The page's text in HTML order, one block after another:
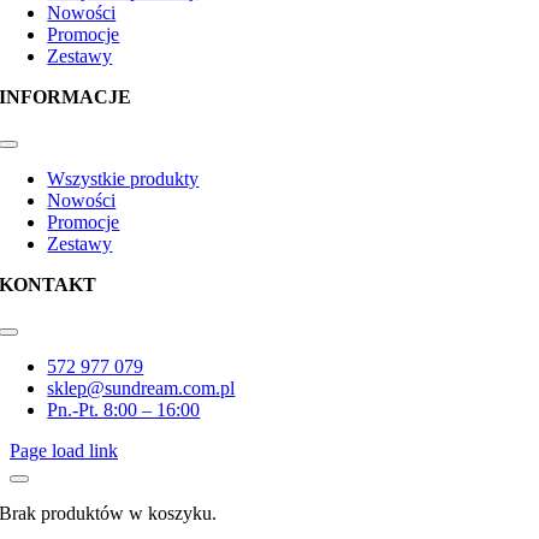
Nowości
Promocje
Zestawy
INFORMACJE
Toggle
NavigationWszystkie produkty
Nowości
Promocje
Zestawy
KONTAKT
Toggle
Navigation572 977 079
sklep@sundream.com.pl
Pn.-Pt. 8:00 – 16:00
Page load link
Brak produktów w koszyku.